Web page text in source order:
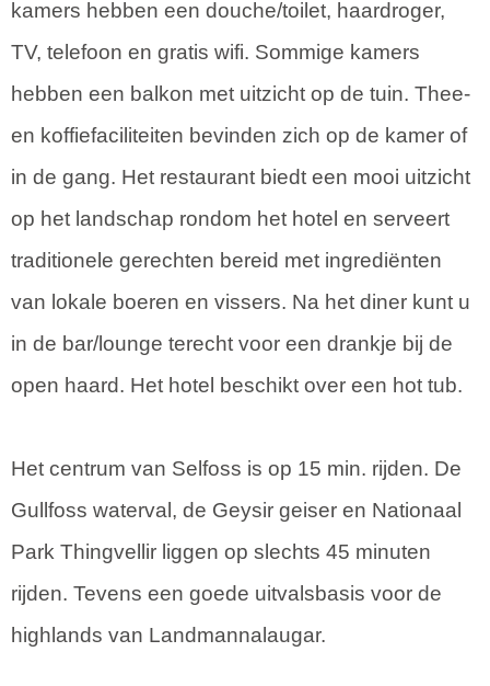
kamers hebben een douche/toilet, haardroger,
TV, telefoon en gratis wifi. Sommige kamers
hebben een balkon met uitzicht op de tuin. Thee-
en koffiefaciliteiten bevinden zich op de kamer of
in de gang. Het restaurant biedt een mooi uitzicht
op het landschap rondom het hotel en serveert
traditionele gerechten bereid met ingrediënten
van lokale boeren en vissers. Na het diner kunt u
in de bar/lounge terecht voor een drankje bij de
open haard. Het hotel beschikt over een hot tub.
Het centrum van Selfoss is op 15 min. rijden. De
Gullfoss waterval, de Geysir geiser en Nationaal
Park Thingvellir liggen op slechts 45 minuten
rijden. Tevens een goede uitvalsbasis voor de
highlands van Landmannalaugar.